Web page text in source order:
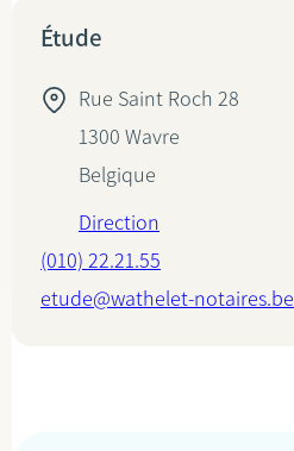
Étude
Rue Saint Roch 28
1300 Wavre
Belgique
Direction
(010) 22.21.55
etude@wathelet-notaires.be